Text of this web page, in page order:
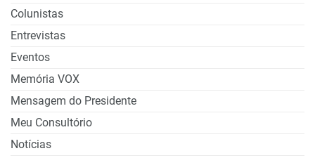
Colunistas
Entrevistas
Eventos
Memória VOX
Mensagem do Presidente
Meu Consultório
Notícias